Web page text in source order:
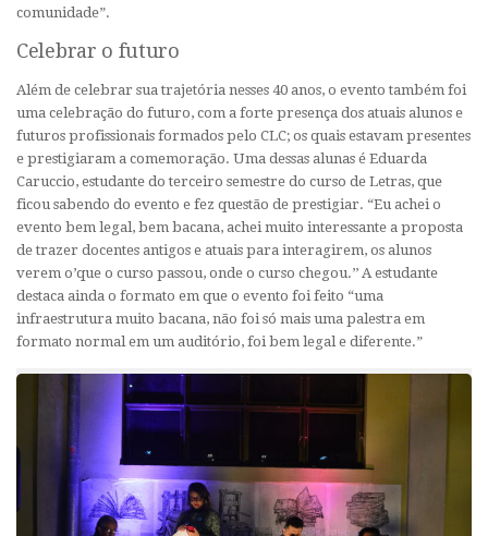
comunidade”.
Celebrar o futuro
Além de celebrar sua trajetória nesses 40 anos, o evento também foi
uma celebração do futuro, com a forte presença dos atuais alunos e
futuros profissionais formados pelo CLC; os quais estavam presentes
e prestigiaram a comemoração. Uma dessas alunas é Eduarda
Caruccio, estudante do terceiro semestre do curso de Letras, que
ficou sabendo do evento e fez questão de prestigiar. “Eu achei o
evento bem legal, bem bacana, achei muito interessante a proposta
de trazer docentes antigos e atuais para interagirem, os alunos
verem o’que o curso passou, onde o curso chegou.’’ A estudante
destaca ainda o formato em que o evento foi feito “uma
infraestrutura muito bacana, não foi só mais uma palestra em
formato normal em um auditório, foi bem legal e diferente.”